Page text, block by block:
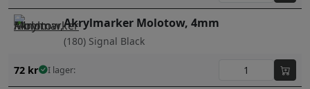
Akrylmarker Molotow, 4mm
(180) Signal Black
72 kr I lager: